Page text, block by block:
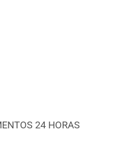
24 HORAS